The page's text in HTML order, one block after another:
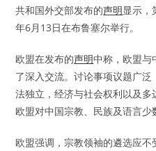
共和国外交部发布的声明显示，
年6月13日在布鲁塞尔举行。
欧盟在发布的声明中称，欧盟与
了深入交流。讨论事项议题广
法独立，经济与社会权利以及多
欧盟对中国宗教、民族及语言少
欧盟强调，宗教领袖的遴选应不